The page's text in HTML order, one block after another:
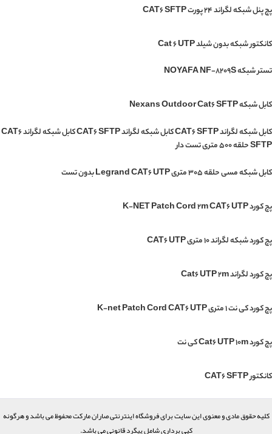
پچ پنل شبکه لگراند 24 پورت CAT6 SFTP
کانکتور شبکه بدون شیلد Cat 6 UTP
تستر شبکه NOYAFA NF-8209S
کابل شبکه Nexans Outdoor Cat6 SFTP
کابل شبکه لگراند CAT6 SFTP کابل شبکه لگراند CAT6 SFTP کابل شبکه لگراند CAT6
SFTP حلقه 500 متری تست دار
کابل شبکه مسی حلقه 305 متری Legrand CAT6 UTP بدون تست
پچ کورد K-NET Patch Cord 2m CAT6 UTP
پچ کورد شبکه لگراند 10 متری CAT6 UTP
پچ کورد لگراند Cat6 UTP 2m
پچ کورد کی نت 1 متری K-net Patch Cord CAT6 UTP
پچ کورد Cat6 UTP 10m کی نت
کانکتور CAT6 SFTP
کلیه حقوق مادی و معنوی این سایت برای فروشگاه اینترنتی صاران مارکت محفوظ می باشد و هرگونه
کپی برداری شامل پیگرد قانونی می باشد.